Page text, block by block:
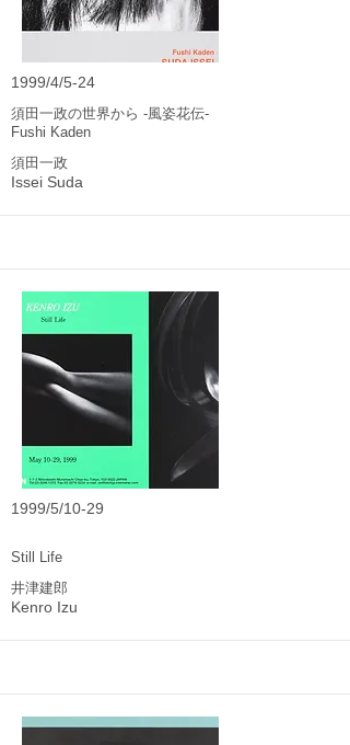
1999/4/5-24
須田一政の世界から -風姿花伝-
Fushi Kaden
須田一政
Issei Suda
1999/5/10-29
Still Life
井津建郎
Kenro Izu